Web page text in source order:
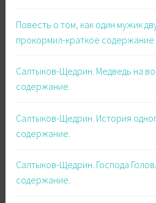
Повесть о том, как один мужик
прокормил-краткое содержание
Салтыков-Щедрин. Медведь на
содержание.
Салтыков-Щедрин. История
содержание.
Салтыков-Щедрин. Господа
содержание.